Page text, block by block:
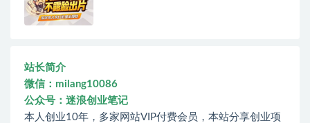
站长简介
微信：milang10086
公众号：迷浪创业笔记
本人创业10年，多家网站VIP付费会员，本站分享创业项